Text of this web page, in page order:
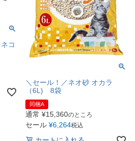
コ
＼セール！／ネオ砂 オカラ
（6L) 8袋
同梱A
通常 ¥15,360のところ
セール ¥6,264税込